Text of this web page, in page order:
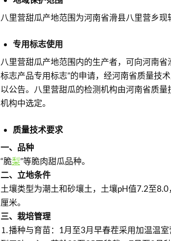
八里营甜瓜产地范围为河南省滑县八里营乡现
专用标志使用
八里营甜瓜产地范围内的生产者，可向河南
标志产品专用标志”的申请，经河南省质量技
以公告。八里营甜瓜的检测机构由河南省质
机构中选定。
质量技术要求
一、品种
“脆梨”等脆肉甜瓜品种。
二、立地条件
土壤类型为潮土和砂壤土，土壤pH值7.2至
厘米。
三、栽培管理
⒈播种与育苗：1月至3月早春茬采用加温温